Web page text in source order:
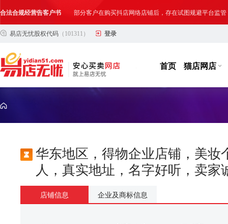
合法合规经营告客户书 部分客户在购买抖店网络店铺后，存在试图规避平台监
网络店铺合法经营告诫书 为确保网络店铺的合法、规范转让与经营,我司温馨提示
易店无忧股权代码 （101311） 登录
首页 猫店网店
华东地区，得物企业店铺，美妆
人，真实地址，名字好听，卖
店铺信息 企业及商标信息